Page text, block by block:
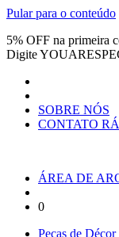
Pular para o conteúdo
5% OFF na primeira
Digite
SOBRE NÓS
CONTATO
ÁREA DE
0
Peças de Décor